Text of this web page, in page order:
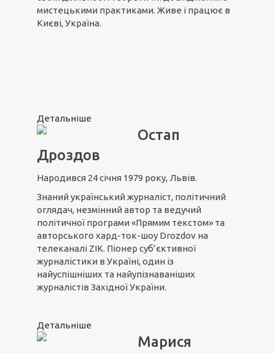
мистецькими практиками. Живе і працює в
Києві, Україна.
Детальніше
Остап
Дроздов
Народився 24 січня 1979 року, Львів.
Знаний український журналіст, політичний
оглядач, незмінний автор та ведучий
політичної програми «Прямим текстом» та
авторського хард-ток-шоу Drozdov на
телеканалі ZIK. Піонер суб’єктивної
журналістики в Україні, один із
найуспішніших та найупізнаваніших
журналістів Західної України.
Детальніше
Марися